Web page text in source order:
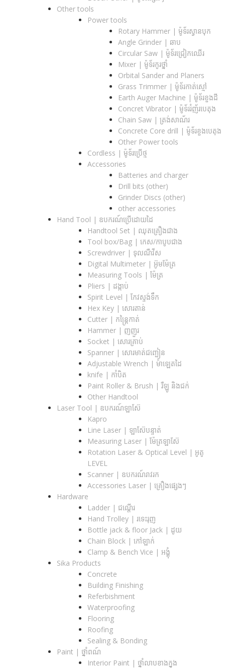
Other tools
Power tools
Rotary Hammer | ម៉ូទ័រស្វានបុក
Angle Grinder | ឆាប
Circular Saw​ | ម៉ូទ័រជ្រៀកឈើរ
Mixer | ម៉ូទ័រកូរថ្នាំ
Orbital Sander and Planers
Grass Trimmer | ម៉ូទ័រកាត់ស្មៅ
Earth Auger Machine | ម៉ូទ័រខួងដី
Concret Vibrator | ម៉ូទ័ររំញ័របេតុង
Chain Saw | ត្រង់សាណ័រ
Concrete Core drill | ម៉ូទ័រខួងបេតុង
Other Power tools
Cordless​ | ម៉ូទ័រប្រើថ្ម
Accessories
Batteries and charger
Drill bits (other)
Grinder Discs (other)
other accessories
Hand Tool | ឧបករណ៍ប្រើដោយដៃ
Handtool Set | ឈុតគ្រឿងជាង
Tool box/Bag | កេស/កាបូបជាង
Screwdriver | ទុលណឺវីស
Digital Multimeter | អ៊ូមម៉ែត្រ
Measuring Tools | ម៉ែត្រ
Pliers | ដង្កាប់
Spirit Level | កែវស្ទង់ទឹក
Hex Key | សោរតាន់
Cutter | កន្រ្តៃកាត់
Hammer | ញញួរ
Socket | សោរគ្រាប់
Spanner |​ សោរមាត់ជញ្ជៀន
Adjustable Wrench |​ ម៉ាឡេតដៃ
knife | កាំបិត
Paint Roller & Brush | រឺឡូ និងជក់
Other Handtool
Laser Tool | ឧបករណ៍ឡាស៊ែ
Kapro
Line Laser | ឡាស៊ែបន្ទាត់
Measuring Laser | ម៉ែត្រឡាស៊ែ
Rotation Laser & Optical Level | អូតូ
LEVEL
Scanner | ឧបករណ៍រាវរក
Accessories Laser | គ្រឿងផ្សេងៗ
Hardware
Ladder | ជណ្តើរ
Hand Trolley | រទេះរុញ
Bottle jack & floor Jack​ | ដូយ
Chain Block | កៅឡាក់
Clamp & Bench Vice | អង្គុំ
Sika Products
Concrete
Building Finishing
Referbishment
Waterproofing
Flooring
Roofing
Sealing & Bonding
Paint | ថ្នាំពណ៍
Interior Paint | ថ្នាំលាបខាងក្នុង